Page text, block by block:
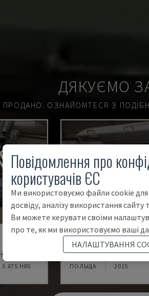
ДЯКУЄМО
ОЗНАЙОМТЕСЯ З
3.675 HRS
INDEX
STETON - ФРЕЗЕРНЫЙ
ПОЛЬЩА 2015
Повідомлення про
користувачів ЄС
Ми використовуємо файли cookie
досвіду, аналізу використання сайту
Ви можете керувати своїми
про те, як ми використовуємо ваші
НАЛАШТУВАННЯ